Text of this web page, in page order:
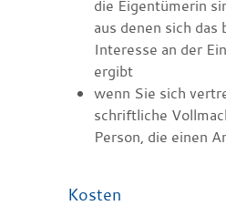
die Eigentümerin
aus denen sich das
Interesse an der
ergibt
wenn Sie sich
schriftliche
Person, die einen
Kosten